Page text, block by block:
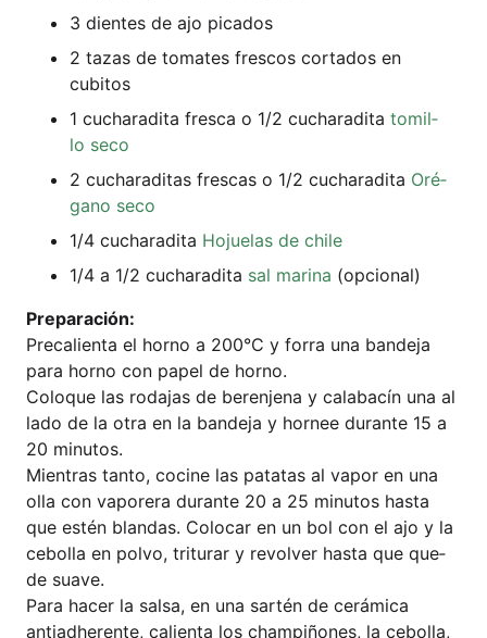
3 dien­tes de ajo picados
2 tazas de toma­tes fres­cos cor­ta­dos en
cubitos
1 cucha­ra­di­ta fre­s­ca o 1/2 cucha­ra­di­ta tomil­
lo seco
2 cucha­ra­di­tas fres­cas o 1/2 cucha­ra­di­ta Oré­
ga­no seco
1/4 cucha­ra­di­ta Hojue­las de chile
1/4 a 1/2 cucha­ra­di­ta sal mari­na (opcio­nal)
Pre­pa­ra­ción:
Pre­ca­li­en­ta el hor­no a 200°C y for­ra una ban­de­ja
para hor­no con papel de horno.
Colo­que las roda­jas de beren­je­na y cala­bacín una al
lado de la otra en la ban­de­ja y hor­nee duran­te 15 a
20 minutos.
Mien­tras tan­to, coci­ne las pata­tas al vapor en una
olla con vapo­rera duran­te 20 a 25 minu­tos has­ta
que estén blan­das. Colo­car en un bol con el ajo y la
cebol­la en pol­vo, tri­turar y revol­ver has­ta que que­
de suave.
Para hacer la sal­sa, en una sar­tén de cerá­mi­ca
antiad­her­en­te, cali­en­ta los cham­pi­ño­nes, la cebol­la,